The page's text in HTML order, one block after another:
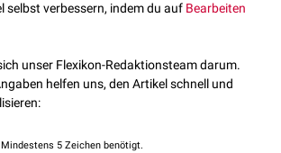
selbst verbessern, indem du auf Bearbeiten
unser Flexikon-Redaktionsteam darum.
helfen uns, den Artikel schnell und
5 Zeichen benötigt.